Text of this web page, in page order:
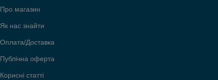
Про магазин
Як нас знайти
Оплата/Доставка
Публічна оферта
Корисні статті